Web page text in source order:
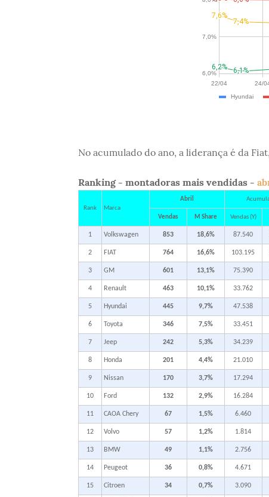
No acumulado do ano, a liderança é da
Ranking - montadoras mais vendidas -
Rank Marca
Abril
Vendas M Share Vendas (Y)
1 Volkswagen 853 18,6% 87.540
2 FIAT 764 16,6% 103.195
3 GM 601 13,1% 75.390
4 Renault 463 10,1% 33.762
5 Hyundai 445 9,7% 47.538
6 Toyota 346 7,5% 33.451
7 Jeep 242 5,3% 34.239
8 Honda 201 4,4% 21.010
9 Nissan 170 3,7% 17.294
10 Ford 132 2,9% 16.284
11 CAOA Chery 67 1,5% 6.460
12 Volvo 57 1,2% 1.814
13 BMW 49 1,1% 2.756
14 Peugeot 36 0,8% 4.671
15 Citroen 34 0,7% 3.090